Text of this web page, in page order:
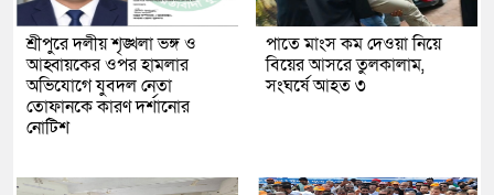
শ্রীপুরে দলীয় শৃঙ্খলা ভঙ্গ ও
আহ্বায়কের ওপর হামলার
অভিযোগে যুবদল নেতা
তোফানকে কারণ দর্শানোর
নোটিশ
পাতে মাংস কম দেওয়া নিয়ে
বিয়ের আসরে তুলকালাম,
সংঘর্ষে আহত ৩